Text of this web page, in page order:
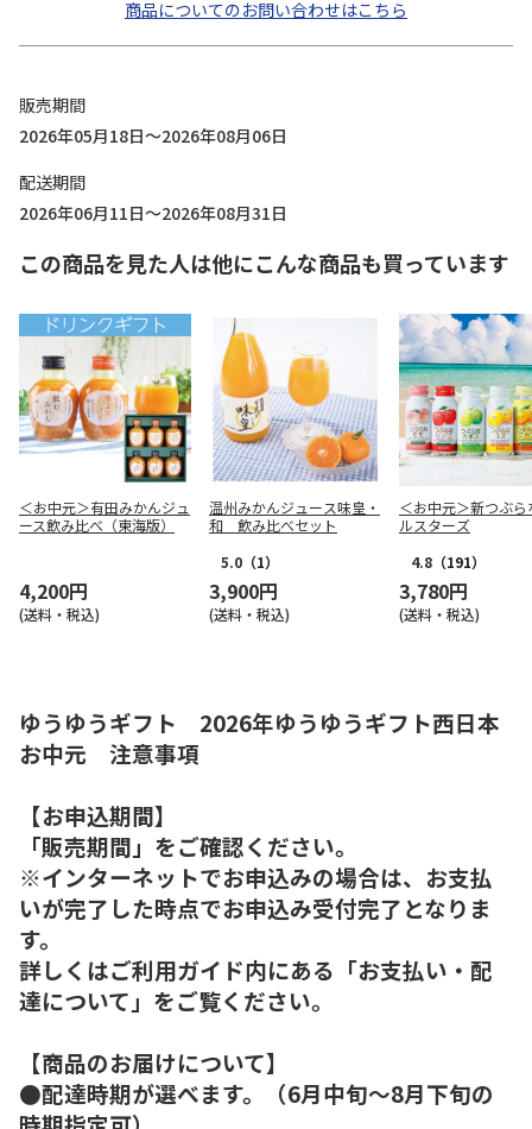
商品についてのお問い合わせはこちら
販売期間
2026年05月18日～2026年08月06日
配送期間
2026年06月11日～2026年08月31日
この商品を見た人は他にこんな商品も買っています
＜お中元＞有田みかんジュ
ース飲み比べ（東海版）
4,200円
(送料・税込)
温州みかんジュース味皇・
和 飲み比べセット
5.0 （1）
3,900円
(送料・税込)
＜お中元＞新つぶら
ルスターズ
4.8 （191）
3,780円
(送料・税込)
ゆうゆうギフト 2026年ゆうゆうギフト西日本
お中元 注意事項
【お申込期間】
「販売期間」をご確認ください。
※インターネットでお申込みの場合は、お支払
いが完了した時点でお申込み受付完了となりま
す。
詳しくはご利用ガイド内にある「お支払い・配
達について」をご覧ください。
【商品のお届けについて】
●配達時期が選べます。（6月中旬～8月下旬の